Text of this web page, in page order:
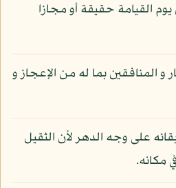
يوم القيامة حقيقة أو مجازا
و المنافقين بما له من الإعجاز و
على وجه الدهر لأن الثقيل
مكانه.